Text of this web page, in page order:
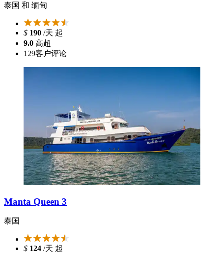
泰国 和 缅甸
$ 190 /天 起
9.0 高超
129客户评论
Manta Queen 3
泰国
$ 124 /天 起